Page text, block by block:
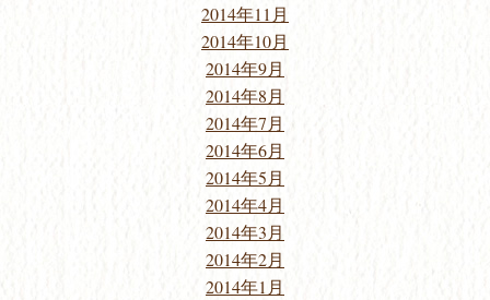
2014年11月
2014年10月
2014年9月
2014年8月
2014年7月
2014年6月
2014年5月
2014年4月
2014年3月
2014年2月
2014年1月